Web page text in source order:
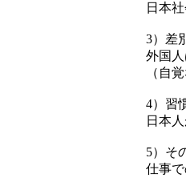
日本
3）差
外国
（自
4）習
日本
5）そ
仕事